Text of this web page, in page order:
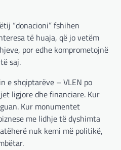
“donacioni” fshihen
të huaja, që jo vetëm
por edhe komprometojnë
saj.
e shqiptarëve – VLEN po
ligjore dhe financiare. Kur
Kur monumentet
me lidhje të dyshimta
nuk kemi më politikë,